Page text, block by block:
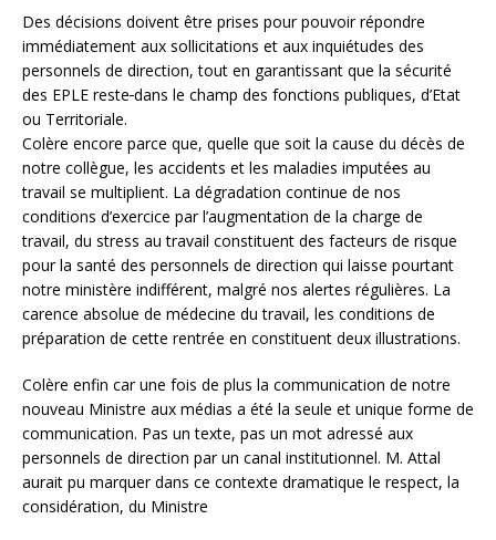
Des décisions doivent être prises pour pouvoir répondre
immédiatement aux sollicitations et aux inquiétudes des
personnels de direction, tout en garantissant que la sécurité
des EPLE reste dans le champ des fonctions publiques, d’Etat
ou Territoriale.
Colère encore parce que, quelle que soit la cause du décès de
notre collègue, les accidents et les maladies imputées au
travail se multiplient. La dégradation continue de nos
conditions d’exercice par l’augmentation de la charge de
travail, du stress au travail constituent des facteurs de risque
pour la santé des personnels de direction qui laisse pourtant
notre ministère indifférent, malgré nos alertes régulières. La
carence absolue de médecine du travail, les conditions de
préparation de cette rentrée en constituent deux illustrations.
Colère enfin car une fois de plus la communication de notre
nouveau Ministre aux médias a été la seule et unique forme de
communication. Pas un texte, pas un mot adressé aux
personnels de direction par un canal institutionnel. M. Attal
aurait pu marquer dans ce contexte dramatique le respect, la
considération, du Ministre